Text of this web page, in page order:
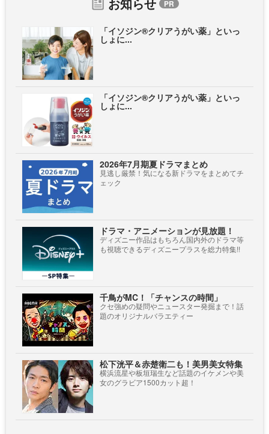
「イソジン®クリアうがい薬」といっ
しょに...
「イソジン®クリアうがい薬」といっ
しょに...
2026年7月期夏ドラマまとめ
見逃し厳禁！気になる新ドラマをまとめてチ
ェック
ドラマ・アニメーションが見放題！
ディズニー作品はもちろん国内外のドラマ等
も視聴できるディズニープラスを総力特集!!
千鳥がMC！「チャンスの時間」
クセ強めの疑問やニュースター発掘まで！話
題のオリジナルバラエティー
松下洸平＆赤楚衛二も！美男美女特集
横浜流星や板垣瑞生など話題のイケメンや美
女のグラビア1500カット超！